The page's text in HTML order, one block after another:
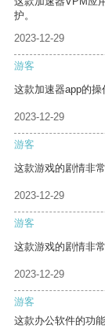
护。
2023-12-29
游客
这款加速器app的操
2023-12-29
游客
这款游戏的剧情非
2023-12-29
游客
这款游戏的剧情非
2023-12-29
游客
这款办公软件的功